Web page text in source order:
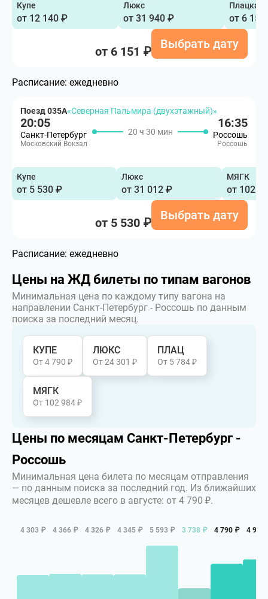
Купе
от 12 140 ₽
Люкс
от 31 940 ₽
Плацкарт
от 6
от 6 151 ₽
Выбрать дату
Расписание: ежедневно
Поезд 035А«Северная Пальмира (двухэтажный)»
20:05
Санкт-Петербург
Московский Вокзал
20 ч 30 мин
16:35
Россошь
Россошь
Купе
от 5 530 ₽
Люкс
от 31 012 ₽
МЯГК
от 102
от 5 530 ₽
Выбрать дату
Расписание: ежедневно
Цены на ЖД билеты по типам вагонов
Минимальная цена по каждому типу вагона на
направлении Санкт-Петербург - Россошь по данным
поиска за последний месяц.
КУПЕ
От 4 790 ₽
ЛЮКС
От 24 301 ₽
ПЛАЦ
От 5 784 ₽
МЯГК
От 102 984 ₽
Цены по месяцам Санкт-Петербург -
Россошь
Минимальная цена билета по месяцам отправления
— по данным поиска за последний год. Из ближайших
месяцев дешевле всего в августе: от 4 790 ₽.
4 303 ₽ 4 366 ₽ 4 326 ₽ 4 345 ₽ 5 593 ₽ 3 738 ₽ 4 790 ₽ 4 974